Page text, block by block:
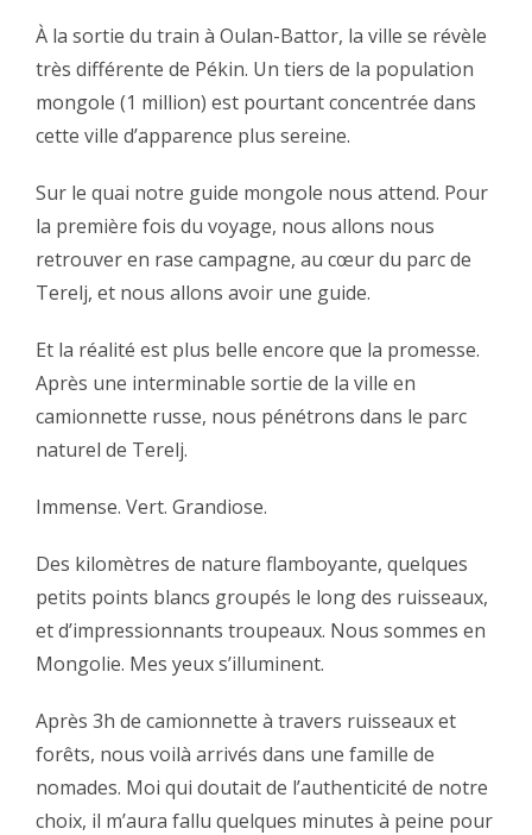
‪À la sortie du train à Oulan-Battor, la ville se révèle
très différente de Pékin. Un tiers de la population
mongole (1 million) est pourtant concentrée dans
cette ville d’apparence plus sereine.‬
‪Sur le quai notre guide mongole nous attend. Pour
la première fois du voyage, nous allons nous
retrouver en rase campagne, au cœur du parc de
Terelj, et nous allons avoir une guide.‬
‪Et la réalité est plus belle encore que la promesse.
Après une interminable sortie de la ville en
camionnette russe, nous pénétrons dans le parc
naturel de Terelj.‬
‪Immense. Vert. Grandiose.‬
‪Des kilomètres de nature flamboyante, quelques
petits points blancs groupés le long des ruisseaux,
et d’impressionnants troupeaux. Nous sommes en
Mongolie. Mes yeux s’illuminent.‬
‪Après 3h de camionnette à travers ruisseaux et
forêts, nous voilà arrivés dans une famille de
nomades. Moi qui doutait de l’authenticité de notre
choix, il m’aura fallu quelques minutes à peine pour